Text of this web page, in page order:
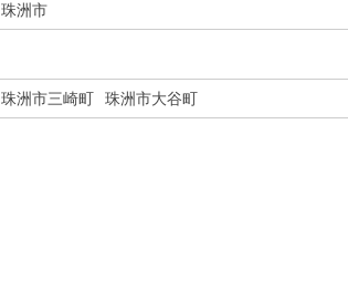
珠洲市
珠洲市三崎町 珠洲市大谷町